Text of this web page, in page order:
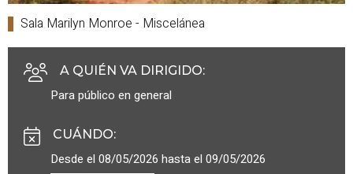
Sala Marilyn Monroe - Miscelánea
A QUIÉN VA DIRIGIDO:
Para público en general
CUÁNDO:
Desde el 08/05/2026 hasta el 09/05/2026